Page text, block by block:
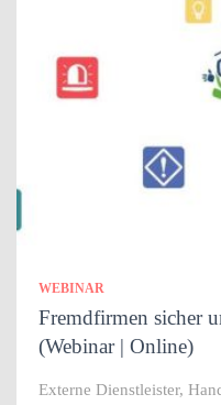
WEBINAR
Fremdfirmen sicher
(Webinar | Online)
Externe Dienstleister,